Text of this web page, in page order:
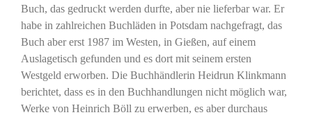
Buch, das gedruckt werden durfte, aber nie lieferbar war. Er
habe in zahlreichen Buchläden in Potsdam nachgefragt, das
Buch aber erst 1987 im Westen, in Gießen, auf einem
Auslagetisch gefunden und es dort mit seinem ersten
Westgeld erworben. Die Buchhändlerin Heidrun Klinkmann
berichtet, dass es in den Buchhandlungen nicht möglich war,
Werke von Heinrich Böll zu erwerben, es aber durchaus